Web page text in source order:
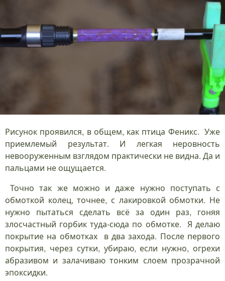
Рисунок проявился, в общем, как птица Феникс. Уже
приемлемый результат. И легкая неровность
невооруженным взглядом практически не видна. Да и
пальцами не ощущается.
Точно так же можно и даже нужно поступать с
обмоткой колец, точнее, с лакировкой обмотки. Не
нужно пытаться сделать всё за один раз, гоняя
злосчастный горбик туда-сюда по обмотке. Я делаю
покрытие на обмотках в два захода. После первого
покрытия, через сутки, убираю, если нужно, огрехи
абразивом и залачиваю тонким слоем прозрачной
эпоксидки.